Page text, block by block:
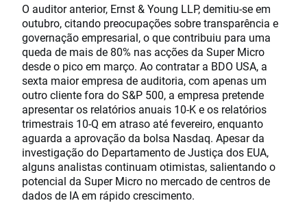
O auditor anterior, Ernst & Young LLP, demitiu-se em
outubro, citando preocupações sobre transparência e
governação empresarial, o que contribuiu para uma
queda de mais de 80% nas acções da Super Micro
desde o pico em março. Ao contratar a BDO USA, a
sexta maior empresa de auditoria, com apenas um
outro cliente fora do S&P 500, a empresa pretende
apresentar os relatórios anuais 10-K e os relatórios
trimestrais 10-Q em atraso até fevereiro, enquanto
aguarda a aprovação da bolsa Nasdaq. Apesar da
investigação do Departamento de Justiça dos EUA,
alguns analistas continuam otimistas, salientando o
potencial da Super Micro no mercado de centros de
dados de IA em rápido crescimento.